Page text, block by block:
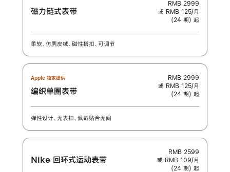
韵
磁力链式表带
RMB 2999
或 RMB 125/月
(24 期) 起
柔软、仿麂皮绒、磁性搭扣、可调节
Apple 独家提供
编织单圈表带
RMB 2999
或 RMB 125/月
(24 期) 起
弹性设计、无表扣、佩戴贴合无间
Nike 回环式运动表带
RMB 2599
或 RMB 109/月
(24 期) 起